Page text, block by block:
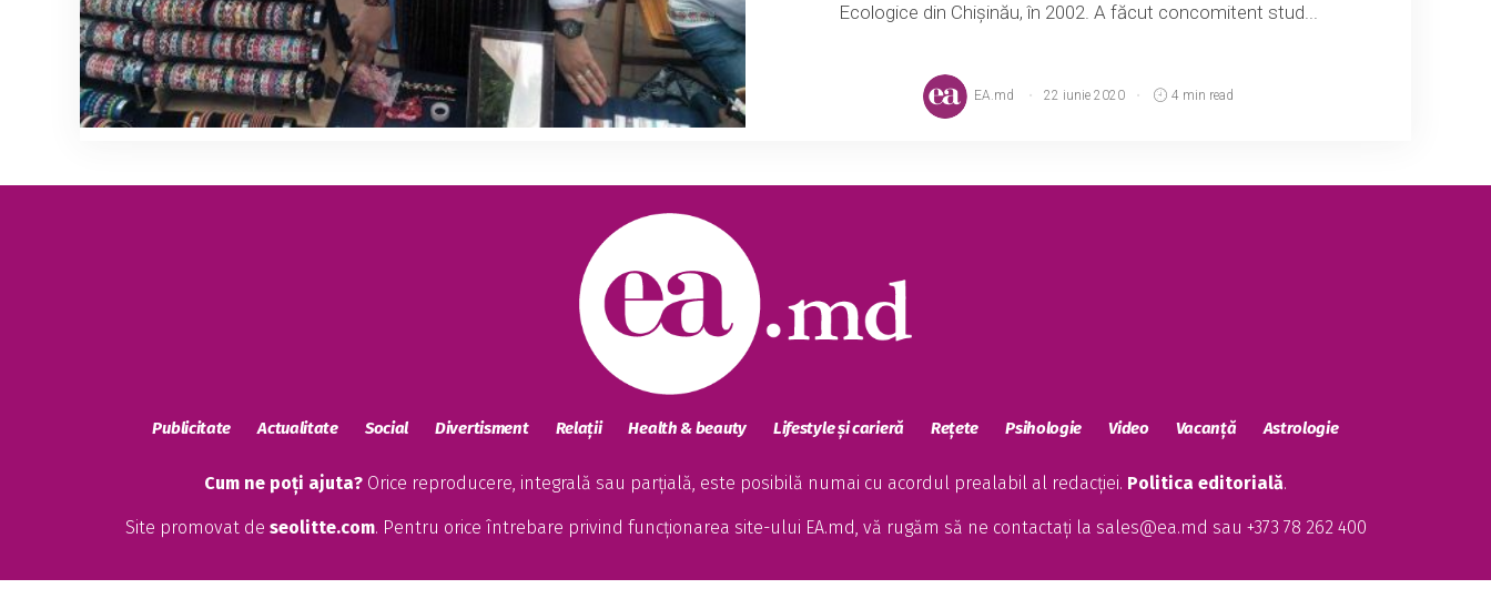
Ecologice din Chişinău, în 2002. A făcut concomitent stud...
EA.md 22 iunie 2020 4 min read
Publicitate Actualitate Social Divertisment Relații Health & beauty Lifestyle și carieră Rețete Psihologie Video Vacanță Astrologie
Cum ne poți ajuta? Orice reproducere, integrală sau parțială, este posibilă numai cu acordul prealabil al redacției. Politica editorială.
Site promovat de seolitte.com. Pentru orice întrebare privind funcționarea site-ului EA.md, vă rugăm să ne contactați la sales@ea.md sau +373 78 262 400